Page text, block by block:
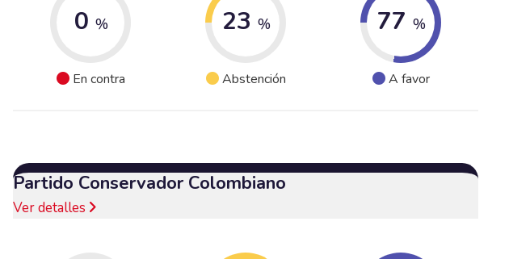
0 %
En contra
23 %
Abstención
77 %
A favor
Partido Conservador Colombiano
Ver detalles